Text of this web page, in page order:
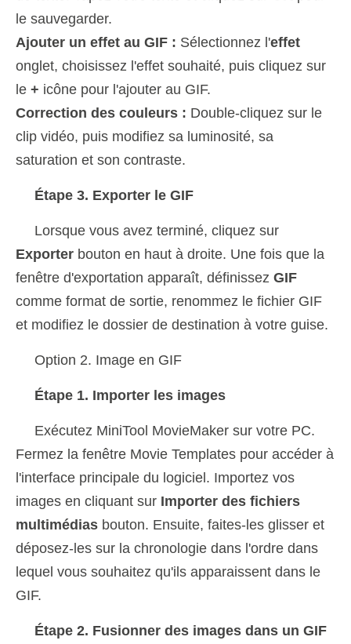
le sauvegarder.
Ajouter un effet au GIF : Sélectionnez l'effet
onglet, choisissez l'effet souhaité, puis cliquez sur
le + icône pour l'ajouter au GIF.
Correction des couleurs : Double-cliquez sur le
clip vidéo, puis modifiez sa luminosité, sa
saturation et son contraste.
Étape 3. Exporter le GIF
Lorsque vous avez terminé, cliquez sur
Exporter bouton en haut à droite. Une fois que la
fenêtre d'exportation apparaît, définissez GIF
comme format de sortie, renommez le fichier GIF
et modifiez le dossier de destination à votre guise.
Option 2. Image en GIF
Étape 1. Importer les images
Exécutez MiniTool MovieMaker sur votre PC.
Fermez la fenêtre Movie Templates pour accéder à
l'interface principale du logiciel. Importez vos
images en cliquant sur Importer des fichiers
multimédias bouton. Ensuite, faites-les glisser et
déposez-les sur la chronologie dans l'ordre dans
lequel vous souhaitez qu'ils apparaissent dans le
GIF.
Étape 2. Fusionner des images dans un GIF